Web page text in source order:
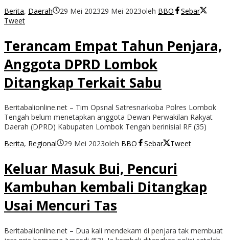
Berita, Daerah 29 Mei 202329 Mei 2023oleh BBO
Sebar
Tweet
Terancam Empat Tahun Penjara,
Anggota DPRD Lombok
Ditangkap Terkait Sabu
Beritabalionline.net – Tim Opsnal Satresnarkoba Polres Lombok
Tengah belum menetapkan anggota Dewan Perwakilan Rakyat
Daerah (DPRD) Kabupaten Lombok Tengah berinisial RF (35)
Berita, Regional 29 Mei 2023oleh BBO Sebar Tweet
Keluar Masuk Bui, Pencuri
Kambuhan kembali Ditangkap
Usai Mencuri Tas
Beritabalionline.net – Dua kali mendekam di penjara tak membuat